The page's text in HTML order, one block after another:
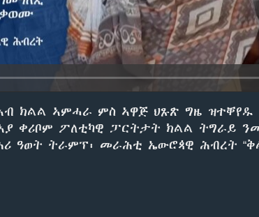
ክልል ኣምሓራ ምስ ኣዋጅ ህጹጽ ግዜ ዝተቐየዱ
ቀሪቦም ፖለቲካዊ ፓርትታት ክልል ትግራይ
ዓወት ትራምፕ፡ መራሕቲ ኤውሮጳዊ ሕብረት